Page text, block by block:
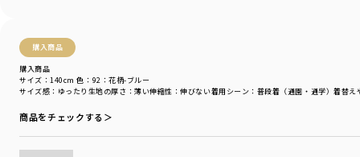
購入商品
購入商品
サイズ感 ：ゆったり 生地の厚さ ：薄い伸縮性 ：伸びない着用シーン ：普段着（通園・通学）着替え
サイズ：140cm 色：92：花柄-ブルー
商品をチェックする＞